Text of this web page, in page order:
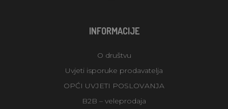
INFORMACIJE
O društvu
Uvjeti isporuke prodavatelja
OPĆI UVJETI POSLOVANJA
B2B – veleprodaja